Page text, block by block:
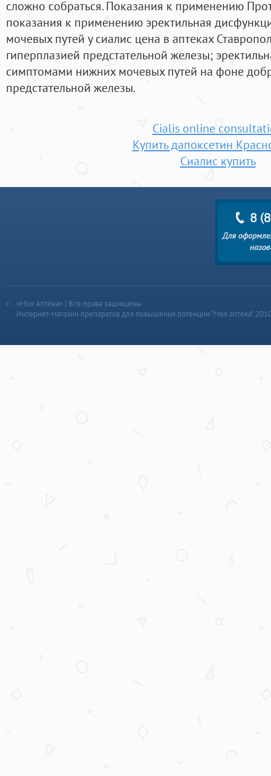
сложно собраться. Показания к применению
показания к применению эректильная
мочевых путей у сиалис цена в аптеках
гиперплазией предстательной железы;
симптомами нижних мочевых путей на фоне
предстательной железы.
Cialis online
Купить дапоксетин
Сиалис купить
«Моя Аптека» | Все права защищены
Интернет-магазин препаратов для повышения потенции “Моя аптека”